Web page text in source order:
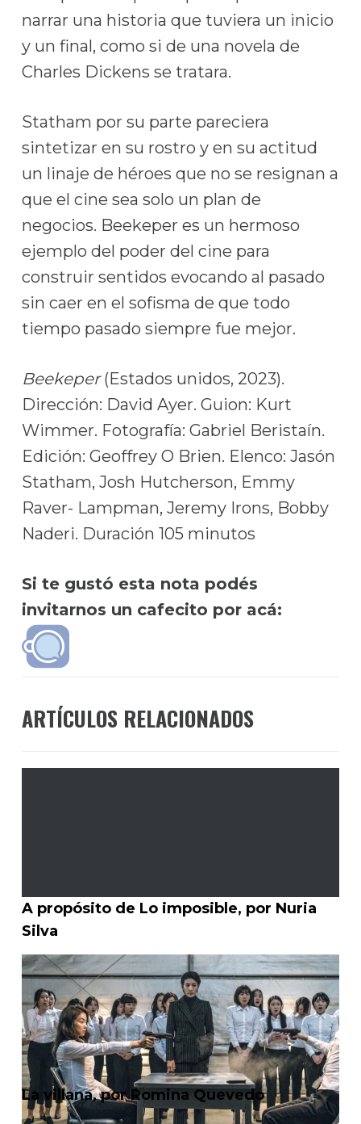
narrar una historia que tuviera un inicio
y un final, como si de una novela de
Charles Dickens se tratara.
Statham por su parte pareciera
sintetizar en su rostro y en su actitud
un linaje de héroes que no se resignan a
que el cine sea solo un plan de
negocios. Beekeper es un hermoso
ejemplo del poder del cine para
construir sentidos evocando al pasado
sin caer en el sofisma de que todo
tiempo pasado siempre fue mejor.
Beekeper(Estados unidos, 2023).
Dirección: David Ayer. Guion: Kurt
Wimmer. Fotografía: Gabriel Beristaín.
Edición: Geoffrey O Brien. Elenco: Jasón
Statham, Josh Hutcherson, Emmy
Raver- Lampman, Jeremy Irons, Bobby
Naderi. Duración 105 minutos
Si te gustó esta nota podés
invitarnos un cafecito por acá:
ARTÍCULOS RELACIONADOS
A propósito de Lo imposible, por Nuria
Silva
La villana, por Romina Quevedo